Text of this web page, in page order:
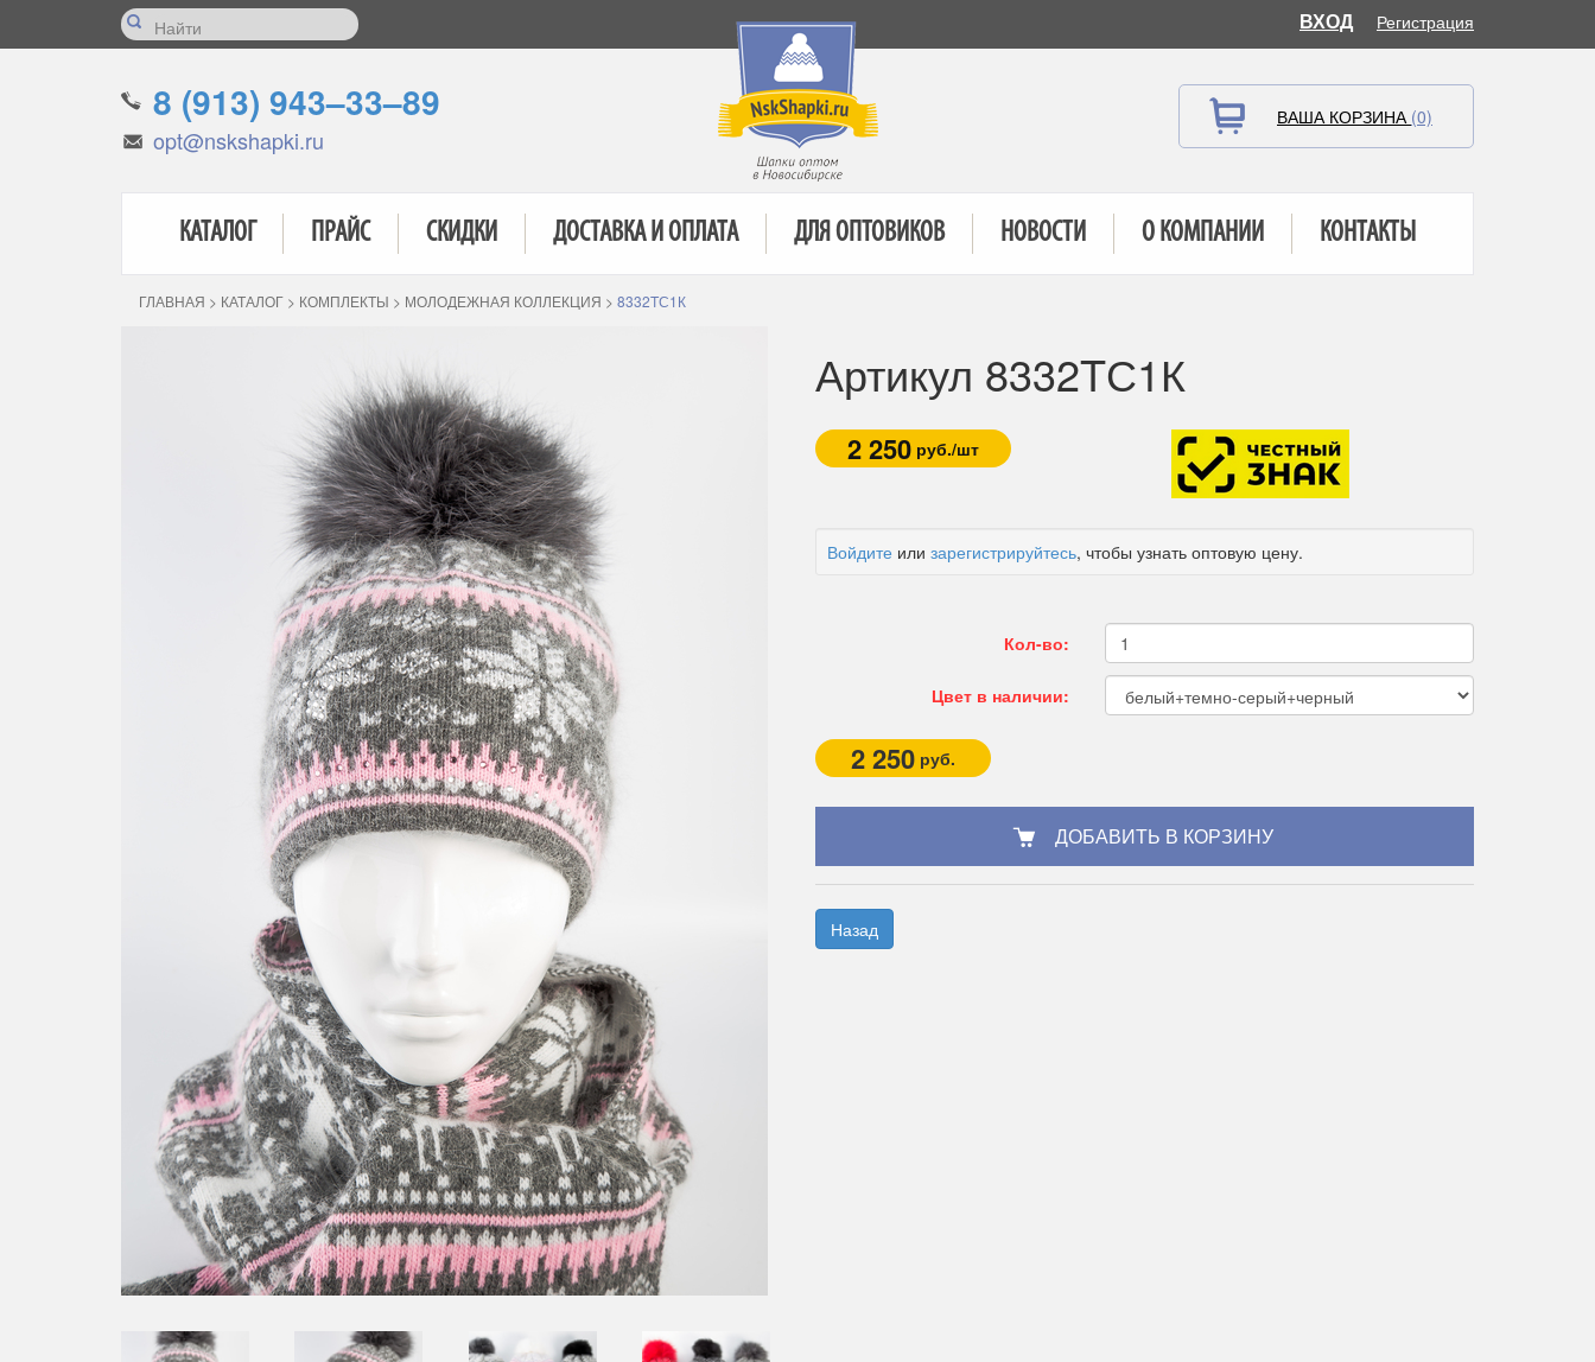
ВХОД Регистрация
8 (913) 943–33–89
opt@nskshapki.ru
ВАША КОРЗИНА (0)
КАТАЛОГ ПРАЙС СКИДКИ ДОСТАВКА И ОПЛАТА ДЛЯ ОПТОВИКОВ НОВОСТИ О КОМПАНИИ КОНТАКТЫ
ГЛАВНАЯ > КАТАЛОГ > КОМПЛЕКТЫ > МОЛОДЕЖНАЯ КОЛЛЕКЦИЯ > 8332TС1К
Артикул 8332TС1К
2 250 руб./шт
Войдите или зарегистрируйтесь, чтобы узнать оптовую цену.
Кол-во:
Цвет в наличии:
2 250 руб.
Назад